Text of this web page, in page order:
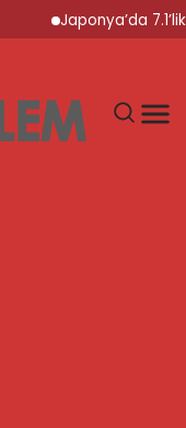
Japonya’da 7.1’lik